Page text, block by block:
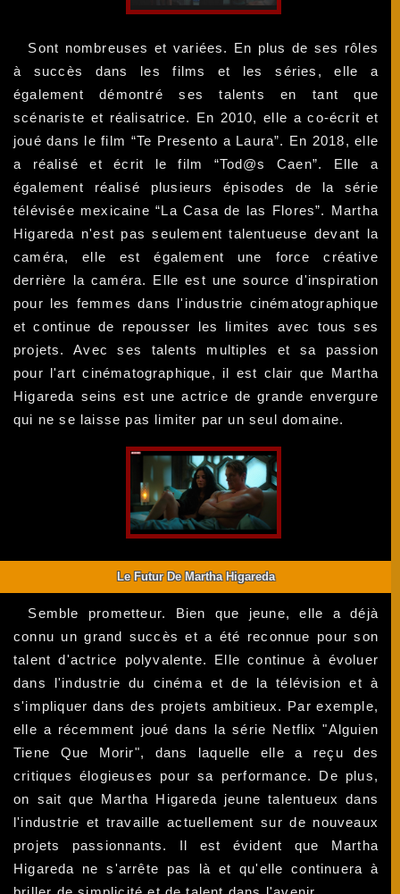
Sont nombreuses et variées. En plus de ses rôles
à succès dans les films et les séries, elle a
également démontré ses talents en tant que
scénariste et réalisatrice. En 2010, elle a co-écrit et
joué dans le film “Te Presento a Laura”. En 2018, elle
a réalisé et écrit le film “Tod@s Caen”. Elle a
également réalisé plusieurs épisodes de la série
télévisée mexicaine “La Casa de las Flores”. Martha
Higareda n'est pas seulement talentueuse devant la
caméra, elle est également une force créative
derrière la caméra. Elle est une source d'inspiration
pour les femmes dans l'industrie cinématographique
et continue de repousser les limites avec tous ses
projets. Avec ses talents multiples et sa passion
pour l'art cinématographique, il est clair que Martha
Higareda seins est une actrice de grande envergure
qui ne se laisse pas limiter par un seul domaine.
Le Futur De Martha Higareda
Semble prometteur. Bien que jeune, elle a déjà
connu un grand succès et a été reconnue pour son
talent d'actrice polyvalente. Elle continue à évoluer
dans l'industrie du cinéma et de la télévision et à
s'impliquer dans des projets ambitieux. Par exemple,
elle a récemment joué dans la série Netflix "Alguien
Tiene Que Morir", dans laquelle elle a reçu des
critiques élogieuses pour sa performance. De plus,
on sait que Martha Higareda jeune talentueux dans
l'industrie et travaille actuellement sur de nouveaux
projets passionnants. Il est évident que Martha
Higareda ne s'arrête pas là et qu'elle continuera à